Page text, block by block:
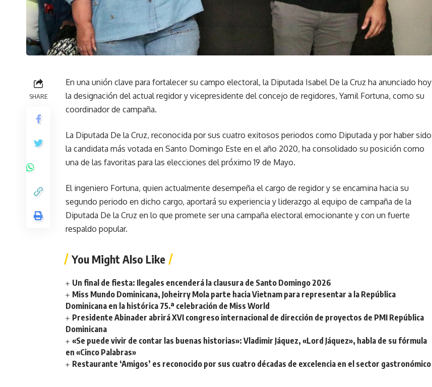
SHARE
En una unión clave para fortalecer su campo electoral, la Diputada Isabel De la Cruz ha anunciado hoy
la designación del actual regidor y vicepresidente del concejo de regidores, Yamil Fortuna, como su
coordinador de campaña.
La Diputada De la Cruz, reconocida por sus cuatro exitosos periodos como Diputada y por haber sido
la candidata más votada en Santo Domingo Este en el año 2020, ha consolidado su posición como
una de las favoritas para las elecciones del próximo 19 de Mayo.
El ingeniero Fortuna, quien actualmente desempeña el cargo de regidor y se encamina hacia su
segundo periodo en dicho cargo, aportará su experiencia y liderazgo al equipo de campaña de la
Diputada De la Cruz en lo que promete ser una campaña electoral emocionante y con un fuerte
respaldo popular.
You Might Also Like
Un final de fiesta: Ilegales encenderá la clausura de Santo Domingo 2026
Miss Mundo Dominicana, Joheirry Mola parte hacia Vietnam para representar a la República
Dominicana en la histórica 75.ª celebración de Miss World
Presidente Abinader abrirá XVI congreso internacional de dirección de proyectos de PMI República
Dominicana
«Se puede vivir de contar las buenas historias»: Vladimir Jáquez, «Lord Jáquez», habla de su fórmula
en «Cinco Palabras»
Restaurante ‘Amigos’ es reconocido por sus cuatro décadas de excelencia en el sector gastronómico